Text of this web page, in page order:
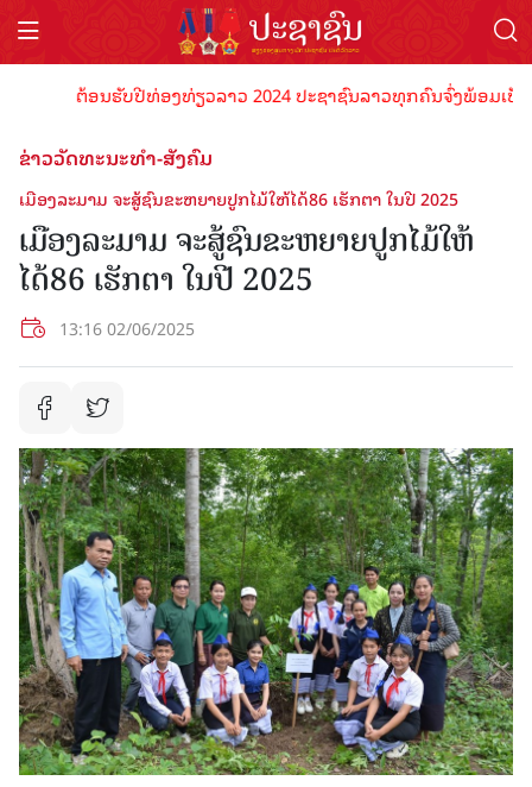
ຕ້ອນຮັບປີທ່ອງທ່ຽວລາວ 2024 ປະຊາຊົນລາວທຸກຄົນຈົ່ງພ້ອມເປັນ
ຂ່າວວັດທະນະທຳ-ສັງຄົມ
ເມືອງລະມາມ ຈະສູ້ຊົນຂະຫຍາຍປູກໄມ້ໃຫ້ໄດ້86 ເຮັກຕາ ໃນປີ 2025
ເມືອງລະມາມ ຈະສູ້ຊົນຂະຫຍາຍປູກໄມ້ໃຫ້
ໄດ້86 ເຮັກຕາ ໃນປີ 2025
13:16 02/06/2025